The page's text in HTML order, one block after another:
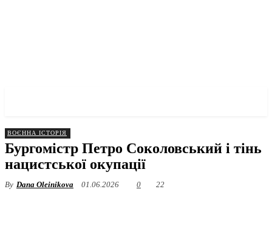
ВОЄННА ІСТОРІЯ
Бургомістр Петро Соколовський і тінь
нацистської окупації
By Dana Oleinikova 01.06.2026 0 22